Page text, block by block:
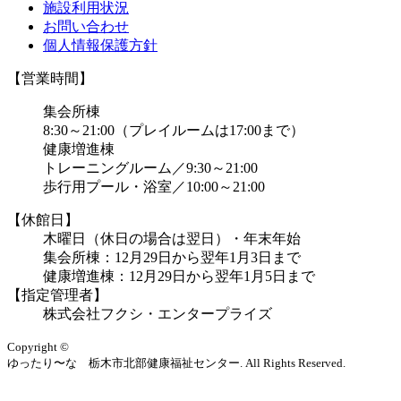
施設利用状況
お問い合わせ
個人情報保護方針
【営業時間】
集会所棟
8:30～21:00（プレイルームは17:00まで）
健康増進棟
トレーニングルーム／9:30～21:00
歩行用プール・浴室／10:00～21:00
【休館日】
木曜日（休日の場合は翌日）・年末年始
集会所棟：12月29日から翌年1月3日まで
健康増進棟：12月29日から翌年1月5日まで
【指定管理者】
株式会社フクシ・エンタープライズ
Copyright ©
ゆったり〜な 栃木市北部健康福祉センター. All Rights Reserved.